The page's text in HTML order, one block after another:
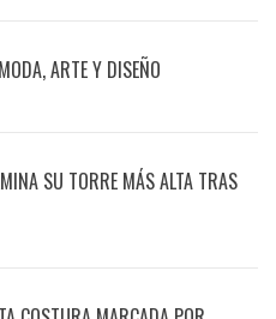
ARTE Y DISEÑO
SU TORRE MÁS ALTA TRAS